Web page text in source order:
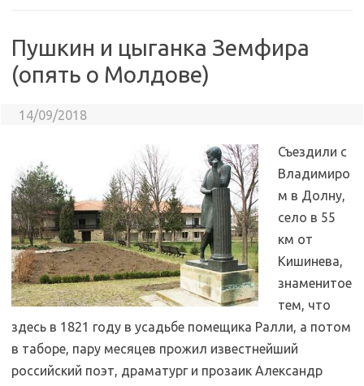
Пушкин и цыганка Земфира
(опять о Молдове)
14/09/2018
Съездили с
Владимиро
м в Долну,
село в 55
км от
Кишинева,
знаменитое
тем, что
здесь в 1821 году в усадьбе помещика Ралли, а потом
в таборе, пару месяцев прожил известнейший
российский поэт, драматург и прозаик Александр